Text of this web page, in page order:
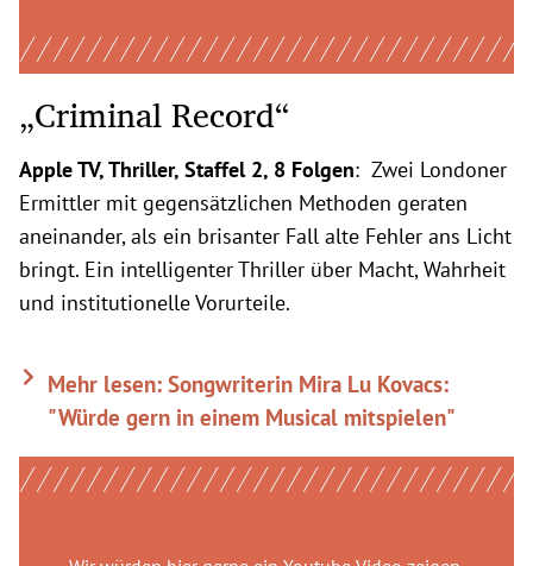
„Criminal Record“
Apple TV, Thriller, Staffel 2, 8 Folgen: Zwei Londoner
Ermittler mit gegensätzlichen Methoden geraten
aneinander, als ein brisanter Fall alte Fehler ans Licht
bringt. Ein intelligenter Thriller über Macht, Wahrheit
und institutionelle Vorurteile.
Mehr lesen: Songwriterin Mira Lu Kovacs:
"Würde gern in einem Musical mitspielen"